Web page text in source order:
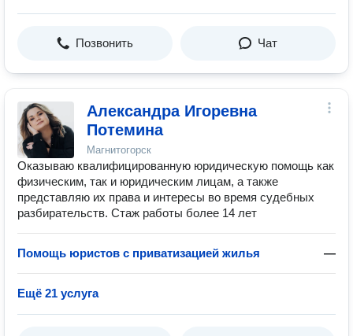
Позвонить Чат
Александра Игоревна
Потемина
Магнитогорск
Оказываю квалифицированную юридическую помощь как
физическим, так и юридическим лицам, а также
представляю их права и интересы во время судебных
разбирательств. Стаж работы более 14 лет
Помощь юристов с приватизацией жилья —
Ещё 21 услуга